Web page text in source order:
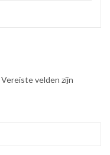
Vereiste velden zijn